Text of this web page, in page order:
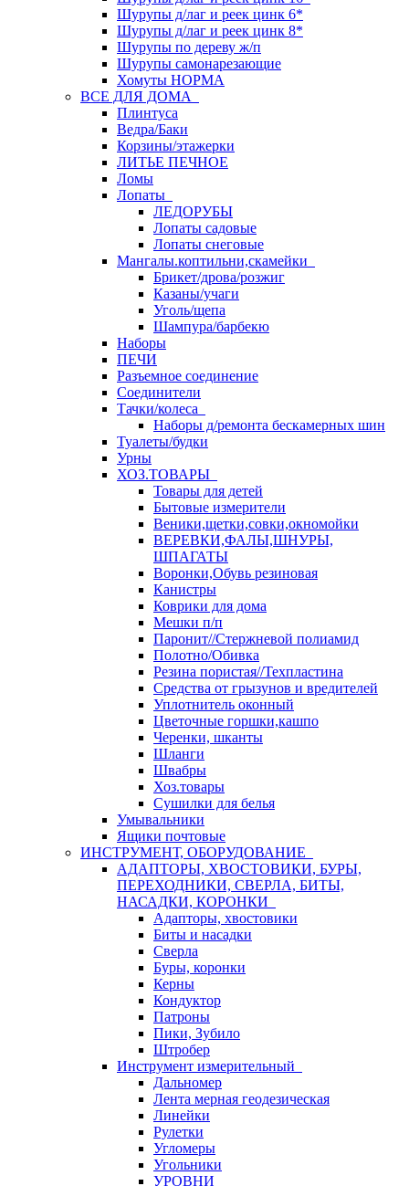
Шурупы д/лаг и реек цинк 6*
Шурупы д/лаг и реек цинк 8*
Шурупы по дереву ж/п
Шурупы самонарезающие
Хомуты НОРМА
ВСЕ ДЛЯ ДОМА
Плинтуса
Ведра/Баки
Корзины/этажерки
ЛИТЬЕ ПЕЧНОЕ
Ломы
Лопаты
ЛЕДОРУБЫ
Лопаты садовые
Лопаты снеговые
Мангалы.коптильни,скамейки
Брикет/дрова/розжиг
Казаны/учаги
Уголь/щепа
Шампура/барбекю
Наборы
ПЕЧИ
Разъемное соединение
Соединители
Тачки/колеса
Наборы д/ремонта бескамерных шин
Туалеты/будки
Урны
ХОЗ.ТОВАРЫ
Товары для детей
Бытовые измерители
Веники,щетки,совки,окномойки
ВЕРЕВКИ,ФАЛЫ,ШНУРЫ,
ШПАГАТЫ
Воронки,Обувь резиновая
Канистры
Коврики для дома
Мешки п/п
Паронит//Стержневой полиамид
Полотно/Обивка
Резина пористая//Техпластина
Средства от грызунов и вредителей
Уплотнитель оконный
Цветочные горшки,кашпо
Черенки, шканты
Шланги
Швабры
Хоз.товары
Сушилки для белья
Умывальники
Ящики почтовые
ИНСТРУМЕНТ, ОБОРУДОВАНИЕ
АДАПТОРЫ, ХВОСТОВИКИ, БУРЫ,
ПЕРЕХОДНИКИ, СВЕРЛА, БИТЫ,
НАСАДКИ, КОРОНКИ
Адапторы, хвостовики
Биты и насадки
Сверла
Буры, коронки
Керны
Кондуктор
Патроны
Пики, Зубило
Штробер
Инструмент измерительный
Дальномер
Лента мерная геодезическая
Линейки
Рулетки
Угломеры
Угольники
УРОВНИ